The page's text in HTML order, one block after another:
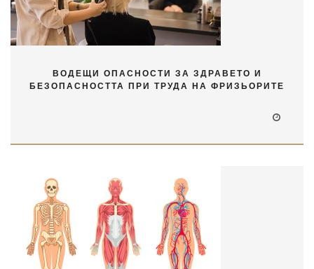
ВОДЕЩИ ОПАСНОСТИ ЗА ЗДРАВЕТО И
БЕЗОПАСНОСТТА ПРИ ТРУДА НА ФРИЗЬОРИТЕ